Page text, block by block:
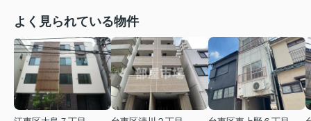
よく見られている物件